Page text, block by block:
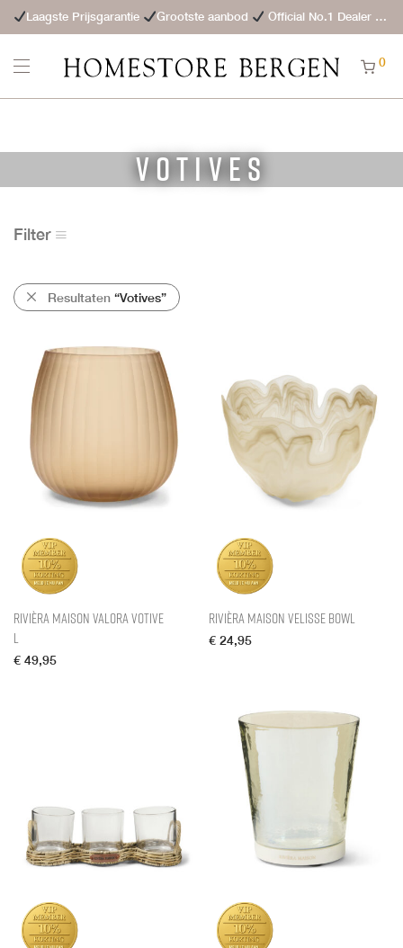
Laagste Prijsgarantie Grootste aanbod Official No.1 Dealer
0
Votives
Filter
Resultaten “Votives”
Rivièra Maison Valora Votive
L
€ 49,95
Rivièra Maison Velisse Bowl
€ 24,95